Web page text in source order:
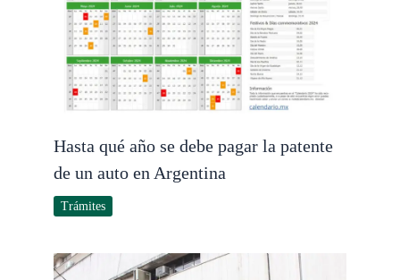
Hasta qué año se debe pagar la patente
de un auto en Argentina
Trámites